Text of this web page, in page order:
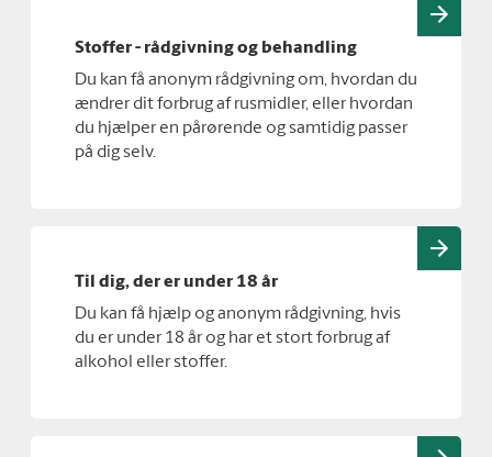
Stoffer - rådgivning og behandling
Du kan få anonym rådgivning om, hvordan du
ændrer dit forbrug af rusmidler, eller hvordan
du hjælper en pårørende og samtidig passer
på dig selv.
Til dig, der er under 18 år
Du kan få hjælp og anonym rådgivning, hvis
du er under 18 år og har et stort forbrug af
alkohol eller stoffer.